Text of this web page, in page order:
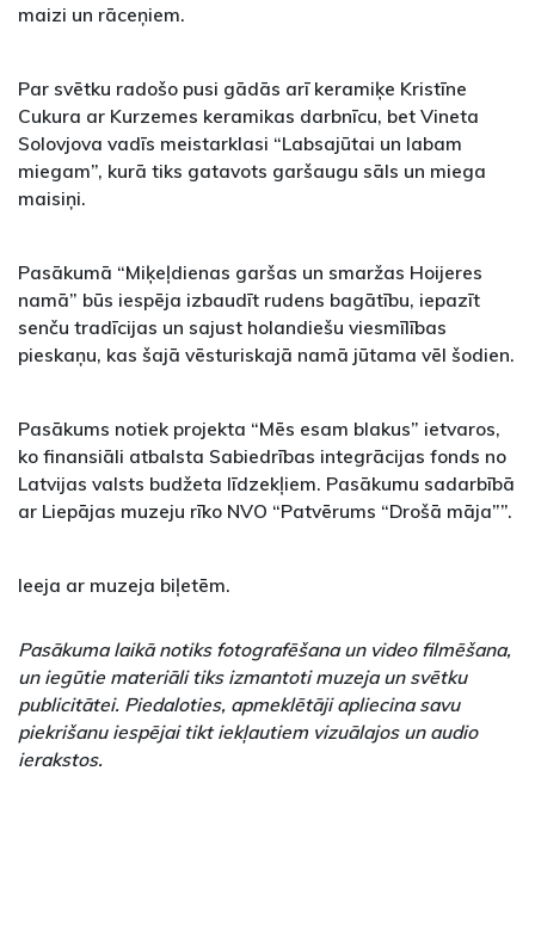
maizi un rāceņiem.
Par svētku radošo pusi gādās arī keramiķe Kristīne
Cukura ar Kurzemes keramikas darbnīcu, bet Vineta
Solovjova vadīs meistarklasi “Labsajūtai un labam
miegam”, kurā tiks gatavots garšaugu sāls un miega
maisiņi.
Pasākumā “Miķeļdienas garšas un smaržas Hoijeres
namā” būs iespēja izbaudīt rudens bagātību, iepazīt
senču tradīcijas un sajust holandiešu viesmīlības
pieskaņu, kas šajā vēsturiskajā namā jūtama vēl šodien.
Pasākums notiek projekta “Mēs esam blakus” ietvaros,
ko finansiāli atbalsta Sabiedrības integrācijas fonds no
Latvijas valsts budžeta līdzekļiem. Pasākumu sadarbībā
ar Liepājas muzeju rīko NVO “Patvērums “Drošā māja””.
Ieeja ar muzeja biļetēm.
Pasākuma laikā notiks fotografēšana un video filmēšana,
un iegūtie materiāli tiks izmantoti muzeja un svētku
publicitātei. Piedaloties, apmeklētāji apliecina savu
piekrišanu iespējai tikt iekļautiem vizuālajos un audio
ierakstos.